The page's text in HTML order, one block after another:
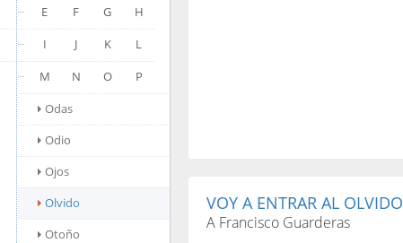
E
F G
H
I
J K
L
M
N O
P
Odas
Odio
Ojos
Olvido
Otoño
VOY A ENTRAR AL OLVIDO
A Francisco Guarderas